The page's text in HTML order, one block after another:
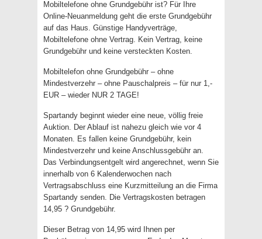
Mobiltelefone ohne Grundgebühr ist? Für Ihre
Online-Neuanmeldung geht die erste Grundgebühr
auf das Haus. Günstige Handyverträge,
Mobiltelefone ohne Vertrag. Kein Vertrag, keine
Grundgebühr und keine versteckten Kosten.
Mobiltelefon ohne Grundgebühr – ohne
Mindestverzehr – ohne Pauschalpreis – für nur 1,-
EUR – wieder NUR 2 TAGE!
Spartandy beginnt wieder eine neue, völlig freie
Auktion. Der Ablauf ist nahezu gleich wie vor 4
Monaten. Es fallen keine Grundgebühr, kein
Mindestverzehr und keine Anschlussgebühr an.
Das Verbindungsentgelt wird angerechnet, wenn Sie
innerhalb von 6 Kalenderwochen nach
Vertragsabschluss eine Kurzmitteilung an die Firma
Spartandy senden. Die Vertragskosten betragen
14,95 ? Grundgebühr.
Dieser Betrag von 14,95 wird Ihnen per